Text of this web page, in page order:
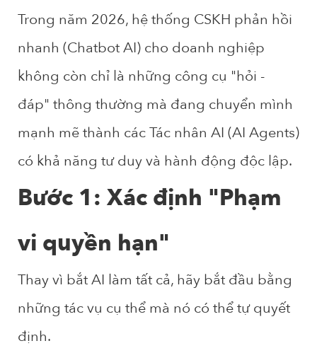
Trong năm 2026, hệ thống CSKH phản hồi
nhanh (Chatbot AI) cho doanh nghiệp
không còn chỉ là những công cụ "hỏi -
đáp" thông thường mà đang chuyển mình
mạnh mẽ thành cácTác nhân AI (AI Agents)
có khả năng tư duy và hành động độc lập.
Bước 1: Xác định "Phạm
vi quyền hạn"
Thay vì bắt AI làm tất cả, hãy bắt đầu bằng
những tác vụ cụ thể mà nó có thể tự quyết
định.